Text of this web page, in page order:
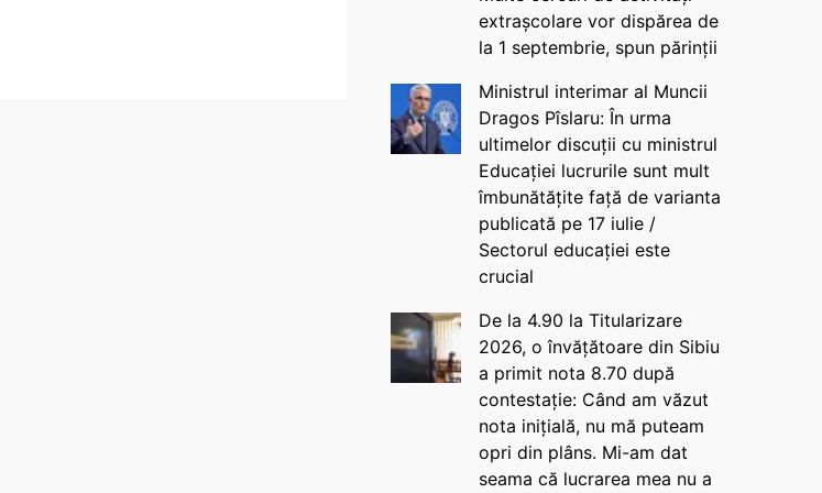
extrașcolare vor dispărea de
la 1 septembrie, spun părinții
Ministrul interimar al Muncii
Dragos Pîslaru: În urma
ultimelor discuții cu ministrul
Educației lucrurile sunt mult
îmbunătățite față de varianta
publicată pe 17 iulie /
Sectorul educației este
crucial
De la 4.90 la Titularizare
2026, o învățătoare din Sibiu
a primit nota 8.70 după
contestație: Când am văzut
nota inițială, nu mă puteam
opri din plâns. Mi-am dat
seama că lucrarea mea nu a